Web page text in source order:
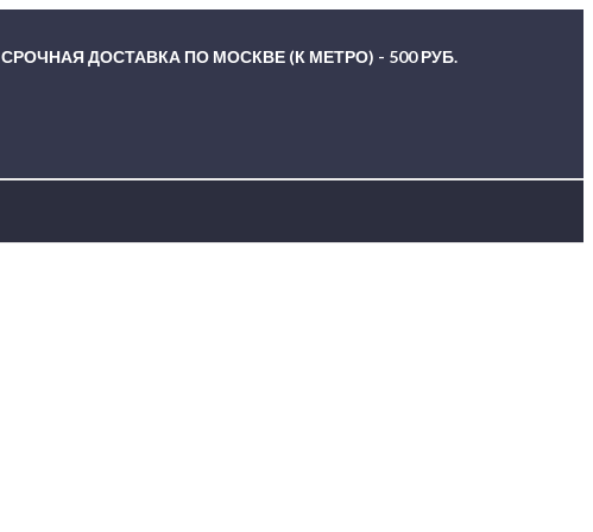
СРОЧНАЯ ДОСТАВКА ПО МОСКВЕ (К МЕТРО) - 500 РУБ.